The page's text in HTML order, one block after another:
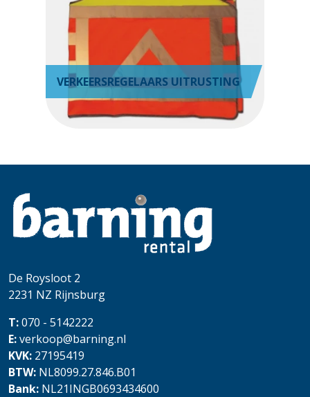
VERKEERSREGELAARS UITRUSTING
De Roysloot 2
2231 NZ Rijnsburg
T:070 - 5142222
E:verkoop@barning.nl
KVK: 27195419
BTW: NL8099.27.846.B01
Bank: NL21INGB0693434600